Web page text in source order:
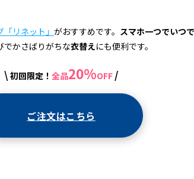
リネット」 がおすすめです。 スマホ一つでいつ
でかさばりがちな衣替えにも便利です。
\ 初回限定！ 全品20%OFF /
ご注文はこちら